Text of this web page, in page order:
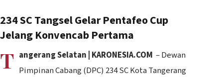
234 SC Tangsel Gelar Pentafeo Cup
Jelang Konvencab Pertama
T angerang Selatan | KARONESIA.COM – Dewan
Pimpinan Cabang (DPC) 234 SC Kota Tangerang